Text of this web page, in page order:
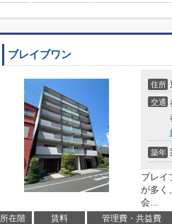
ブレイブワン
住所
交通
築年
ブレイ
が多く
会...
所在階 賃料 管理費・共益費